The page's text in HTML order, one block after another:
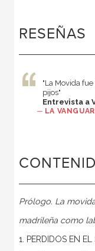
RESEÑAS
"La Movida
pijos"
Entrevista a
— LA
Prólogo. La
madrileña como
1. PERDIDOS EN